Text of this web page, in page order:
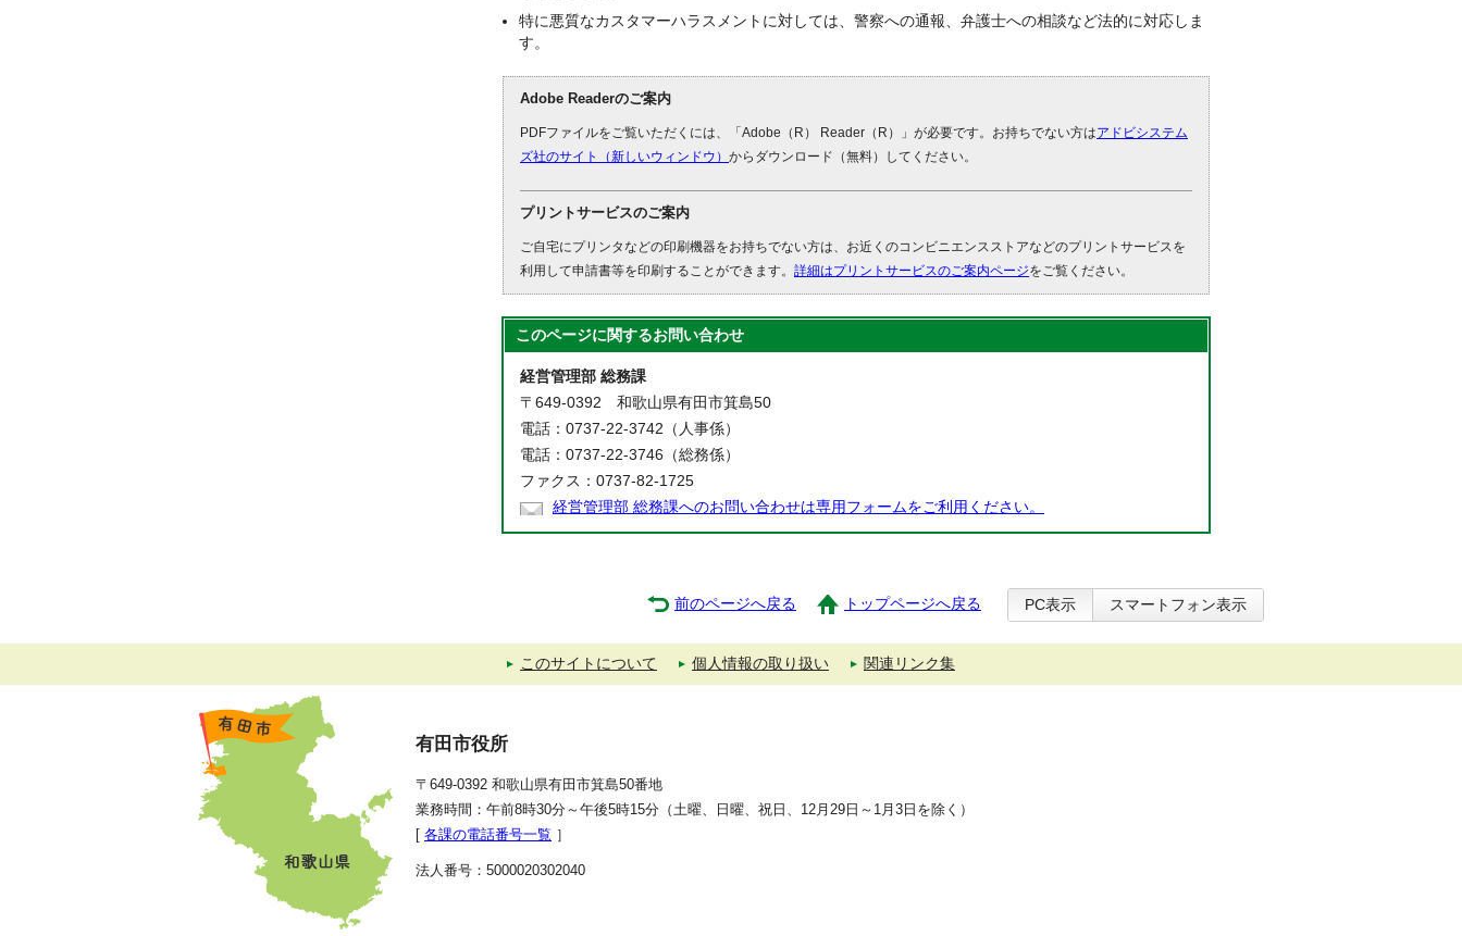
特に悪質なカスタマーハラスメントに対しては、警察への通報、弁護士への相談など法的に対応しま
す。
Adobe Readerのご案内
PDFファイルをご覧いただくには、「Adobe（R） Reader（R）」が必要です。お持ちでない方はアドビシステム
ズ社のサイト（新しいウィンドウ） からダウンロード（無料）してください。
プリントサービスのご案内
ご自宅にプリンタなどの印刷機器をお持ちでない方は、お近くのコンビニエンスストアなどのプリントサービスを
利用して申請書等を印刷することができます。 詳細はプリントサービスのご案内ページをご覧ください。
このページに関するお問い合わせ
経営管理部 総務課
〒649-0392 和歌山県有田市箕島50
電話：0737-22-3742（人事係）
電話：0737-22-3746（総務係）
ファクス：0737-82-1725
経営管理部 総務課へのお問い合わせは専用フォームをご利用ください。
前のページへ戻る トップページへ戻る PC表示 スマートフォン表示
このサイトについて 個人情報の取り扱い 関連リンク集
有田市役所
〒649-0392 和歌山県有田市箕島50番地
業務時間：午前8時30分～午後5時15分（土曜、日曜、祝日、12月29日～1月3日を除く）
[ 各課の電話番号一覧 ］
法人番号：5000020302040